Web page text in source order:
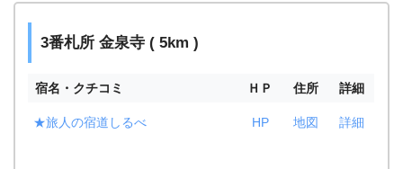
3番札所 金泉寺 ( 5km )
宿名・クチコミ ＨＰ 住所 詳細
★旅人の宿道しるべ HP 地図 詳細